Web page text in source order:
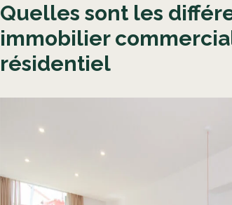
Quelles sont les
immobilier
résidentiel